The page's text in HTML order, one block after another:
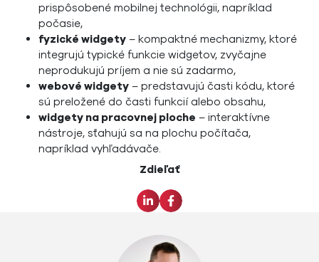
prispôsobené mobilnej technológii, napríklad
počasie,
fyzické widgety – kompaktné mechanizmy, ktoré
integrujú typické funkcie widgetov, zvyčajne
neprodukujú príjem a nie sú zadarmo,
webové widgety – predstavujú časti kódu, ktoré
sú preložené do časti funkcií alebo obsahu,
widgety na pracovnej ploche – interaktívne
nástroje, sťahujú sa na plochu počítača,
napríklad vyhľadávače.
Zdieľať